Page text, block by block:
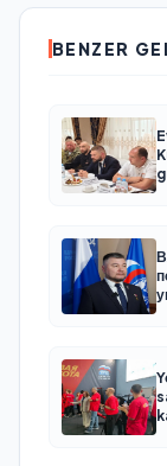
BENZER